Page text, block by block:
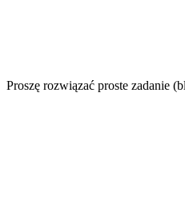
Proszę rozwiązać proste zadanie